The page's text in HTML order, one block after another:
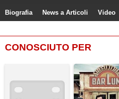
Biografia News a Articoli Video
CONOSCIUTO PER